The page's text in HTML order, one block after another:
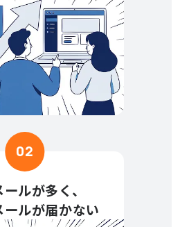
02
ルが多く、
ルが届かない